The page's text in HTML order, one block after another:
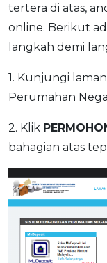
tertera di atas,
online. Berikut
langkah demi
1. Kunjungi
Perumahan
2. Klik
bahagian atas